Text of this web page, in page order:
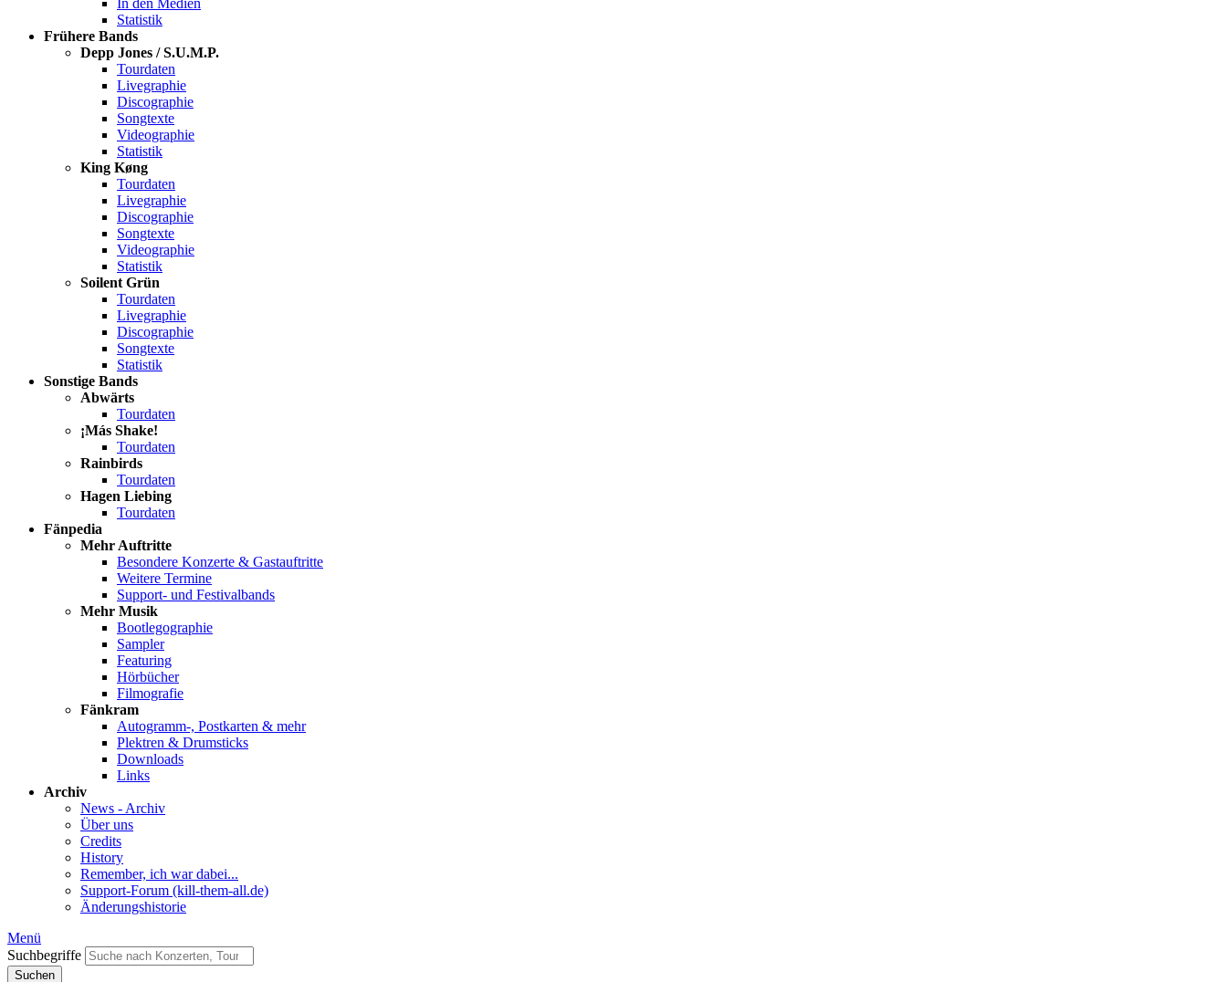
In den Medien
Statistik
Frühere Bands
Depp Jones / S.U.M.P.
Tourdaten
Livegraphie
Discographie
Songtexte
Videographie
Statistik
King Køng
Tourdaten
Livegraphie
Discographie
Songtexte
Videographie
Statistik
Soilent Grün
Tourdaten
Livegraphie
Discographie
Songtexte
Statistik
Sonstige Bands
Abwärts
Tourdaten
¡Más Shake!
Tourdaten
Rainbirds
Tourdaten
Hagen Liebing
Tourdaten
Fänpedia
Mehr Auftritte
Besondere Konzerte & Gastauftritte
Weitere Termine
Support- und Festivalbands
Mehr Musik
Bootlegographie
Sampler
Featuring
Hörbücher
Filmografie
Fänkram
Autogramm-, Postkarten & mehr
Plektren & Drumsticks
Downloads
Links
Archiv
News - Archiv
Über uns
Credits
History
Remember, ich war dabei...
Support-Forum (kill-them-all.de)
Änderungshistorie
Menü
Suchbegriffe
Suchen